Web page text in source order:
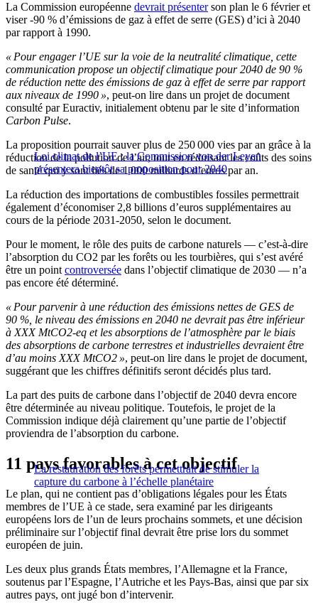
La Commission européenne devrait présenterson plan le 6 février et
viser -90 % d’émissions de gaz à effet de serre (GES) d’ici à 2040
par rapport à 1990.
« Pour engager l’UE sur la voie de la neutralité climatique, cette
communication propose un objectif climatique pour 2040 de 90 %
de réduction nette des émissions de gaz à effet de serre par rapport
aux niveaux de 1990 », peut-on lire dans un projet de document
consulté par Euractiv, initialement obtenu par le site d’information
Carbon Pulse.
Loi climat de l’UE : la Commission von der Leyen
présentera bientôt sa proposition pour 2040
La proposition pourrait sauver plus de 250 000 vies par an grâce à la
réduction de la pollution de l’air, tout en réduisant les coûts des soins
de santé qui y sont liés de 1 000 milliards d’euros par an.
La réduction des importations de combustibles fossiles permettrait
également d’économiser 2,8 billions d’euros supplémentaires au
cours de la période 2031-2050, selon le document.
Pour le moment, le rôle des puits de carbone naturels — c’est-à-dire
l’absorption du CO2 par les forêts ou les tourbières, qui s’est avéré
être un point controversée dans l’objectif climatique de 2030 — n’a
pas encore été déterminé.
« Pour parvenir à une réduction des émissions nettes de GES de
90 %, le niveau des émissions en 2040 ne devrait pas être inférieur
à XXX MtCO2-eq et les absorptions de l’atmosphère par le biais
des absorptions de carbone terrestres et industrielles devraient être
d’au moins XXX MtCO2 », peut-on lire dans le projet de document,
suggérant que les chiffres définitifs seront décidés plus tard.
La part des puits de carbone dans l’objectif de 2040 devra encore
être déterminée au niveau politique. Toutefois, le projet de la
Commission indique déjà clairement qu’une partie de l’objectif
proviendra de l’absorption du carbone.
La restauration des forêts permettrait de stimuler la
capture du carbone à l’échelle planétaire
11 pays favorables à cet objectif
Le plan, qui ne contient pas d’obligations légales pour les États
membres de l’UE à ce stade, sera examiné par les dirigeants
européens lors de l’un de leurs prochains sommets, et une décision
préliminaire sur l’objectif final devrait être prise lors du sommet
européen de juin.
Les deux plus grands États membres, l’Allemagne et la France,
soutenus par l’Espagne, l’Autriche et les Pays-Bas, ainsi que par six
autres pays, ont jugé bon d’intervenir.